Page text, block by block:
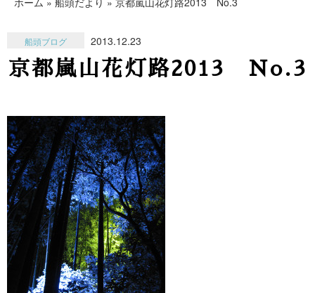
プ
船頭ブログ 2013.12.23
京都嵐山花灯路2013 No.3